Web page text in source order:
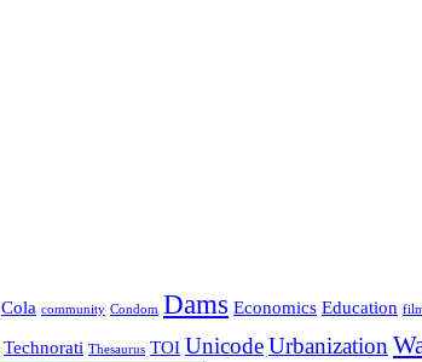
Cola community Condom Dams Economics Education
Technorati Thesaurus TOI UnicodeUrbanization